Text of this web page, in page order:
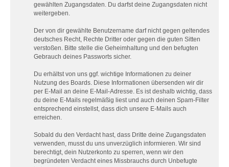
gewählten Zugangsdaten. Du darfst deine Zugangsdaten nicht
weitergeben.
Der von dir gewählte Benutzername darf nicht gegen geltendes
deutsches Recht, Rechte Dritter oder gegen die guten Sitten
verstoßen. Bitte stelle die Geheimhaltung und den befugten
Gebrauch deines Passworts sicher.
Du erhältst von uns ggf. wichtige Informationen zu deiner
Nutzung des Boards. Diese Informationen übersenden wir dir
per E-Mail an deine E-Mail-Adresse. Es ist deshalb wichtig, dass
du deine E-Mails regelmäßig liest und auch deinen Spam-Filter
entsprechend einstellst, dass dich unsere E-Mails auch
erreichen.
Sobald du den Verdacht hast, dass Dritte deine Zugangsdaten
verwenden, musst du uns unverzüglich informieren. Wir sind
berechtigt, dein Nutzerkonto zu sperren, wenn wir den
begründeten Verdacht eines Missbrauchs durch Unbefugte